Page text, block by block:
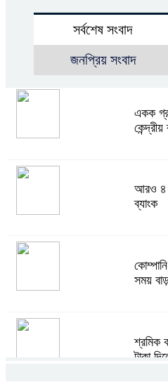
সর্বশেষ সংবাদ
জনপ্রিয় সংবাদ
একক
কেন্দ্রীয়
আরও ৪
ব্যাংক
সময়
শ্রমিক
টাকা